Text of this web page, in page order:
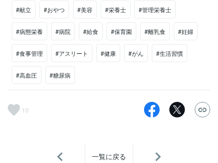
#献立 #おやつ #美容 #栄養士 #管理栄養士
#病態栄養 #病院 #給食 #保育園 #離乳食 #妊婦
#食事管理 #アスリート #健康 #がん #生活習慣
#高血圧 #糖尿病
10
一覧に戻る